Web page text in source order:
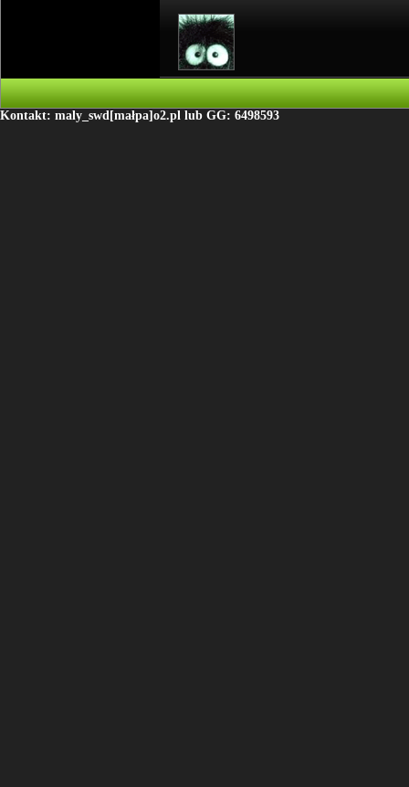
Kontakt: maly_swd[małpa]o2.pl lub GG: 6498593